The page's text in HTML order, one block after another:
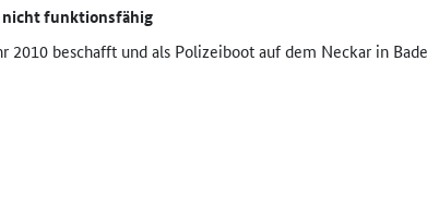
nicht funktionsfähig
2010 beschafft und als Polizeiboot auf dem Neckar in